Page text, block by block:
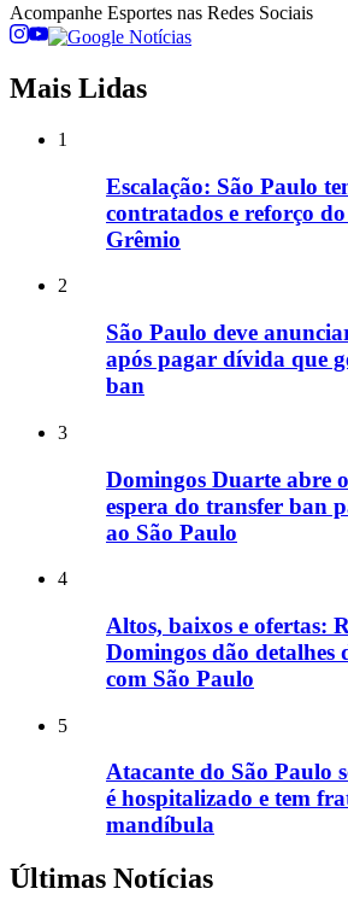
Acompanhe Esportes nas Redes Sociais
Mais Lidas
1
Escalação: São Paulo
contratados e reforço
Grêmio
2
São Paulo deve
após pagar dívida que
ban
3
Domingos Duarte abre
espera do transfer ban
ao São Paulo
4
Altos, baixos e ofertas:
Domingos dão detalhes
com São Paulo
5
Atacante do São Paulo
é hospitalizado e tem
mandíbula
Últimas Notícias